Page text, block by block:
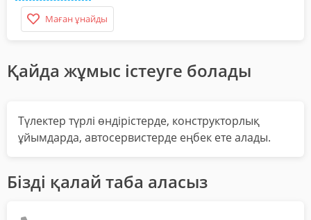
Маған ұнайды
Қайда жұмыс істеуге болады
Түлектер түрлі өндірістерде, конструкторлық
ұйымдарда, автосервистерде еңбек ете алады.
Бізді қалай таба аласыз